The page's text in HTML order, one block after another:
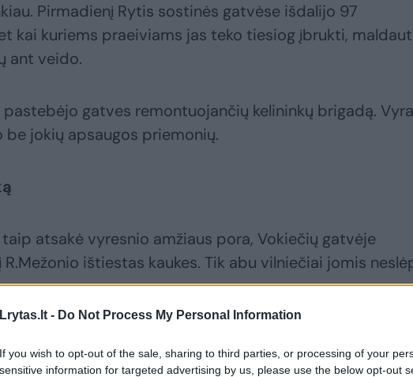
Lrytas.lt - Do Not Process My Personal Information
If you wish to opt-out of the sale, sharing to third parties, or processing of your
sensitive information for targeted advertising by us, please use the below opt-out
Pirmadienį Rytis sostinės gatvėse išdalijo 97
kai kuriems praeiviams jas teko tiesiog įbrukti,
ant veido.
pastebėjo gatves remontuojančių kelininkų brigadą.
jokių apsaugos priemonių.
taip atsakė vyresnio amžiaus pora, Vokiečių gatvėje
ištiestas kaukes. Tik abu vilniečiai jomis
patarė kaukes nuvežti į Antakalnio polikliniką, esą
Saulės atokaitoje šie vilniečiai irgi sėdėjo be kaukių.